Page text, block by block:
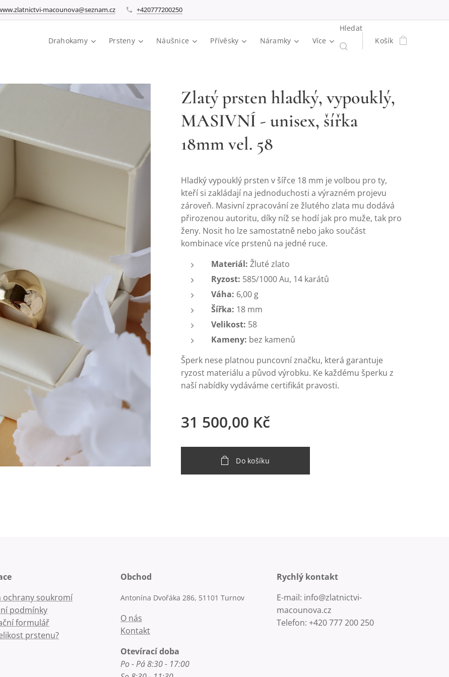
macounova@seznam.cz +420777200250
Drahokamy Prsteny Náušnice Přívěsky Náramky Více
Hledat
Košík
Zlatý prsten hladký, vypouklý,
MASIVNÍ - unisex, šířka
18mm vel. 58
Hladký vypouklý prsten v šířce 18 mm je volbou pro ty,
kteří si zakládají na jednoduchosti a výrazném projevu
zároveň. Masivní zpracování ze žlutého zlata mu dodává
přirozenou autoritu, díky níž se hodí jak pro muže, tak pro
ženy. Nosit ho lze samostatně nebo jako součást
kombinace více prstenů na jedné ruce.
Materiál: Žluté zlato
Ryzost: 585/1000 Au, 14 karátů
Váha: 6,00 g
Šířka: 18 mm
Velikost: 58
Kameny: bez kamenů
Šperk nese platnou puncovní značku, která garantuje
ryzost materiálu a původ výrobku. Ke každému šperku z
naší nabídky vydáváme certifikát pravosti.
31 500,00 Kč
Do košíku
ochrany soukromí
podmínky
formulář
prstenu?
Obchod
Antonína Dvořáka 286, 51101 Turnov
O nás
Kontakt
Otevírací doba
Po - Pá 8:30 - 17:00
Rychlý kontakt
E-mail: info@zlatnictvi-
macounova.cz
Telefon: +420 777 200 250